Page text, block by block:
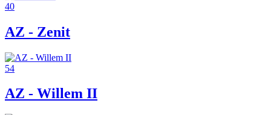
40
AZ - Zenit
54
AZ - Willem II